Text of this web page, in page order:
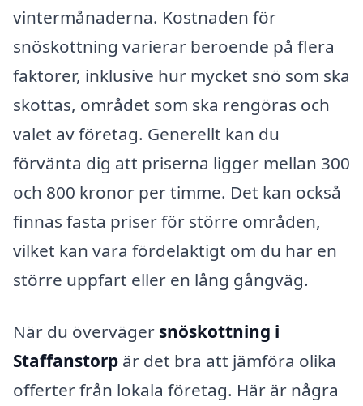
vintermånaderna. Kostnaden för
snöskottning varierar beroende på flera
faktorer, inklusive hur mycket snö som ska
skottas, området som ska rengöras och
valet av företag. Generellt kan du
förvänta dig att priserna ligger mellan 300
och 800 kronor per timme. Det kan också
finnas fasta priser för större områden,
vilket kan vara fördelaktigt om du har en
större uppfart eller en lång gångväg.
När du överväger snöskottning i
Staffanstorp är det bra att jämföra olika
offerter från lokala företag. Här är några